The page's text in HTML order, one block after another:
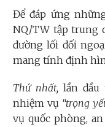
Để đáp ứng
NQ/TW tập trung
đường lối đối
mang tính định
Thứ nhất, lần đầu
nhiệm vụ “trọng
vụ quốc phòng,